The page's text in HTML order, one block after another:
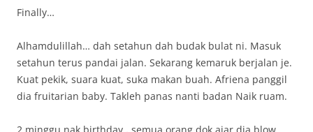
Finally…
Alhamdulillah… dah setahun dah budak bulat ni. Masuk
setahun terus pandai jalan. Sekarang kemaruk berjalan je.
Kuat pekik, suara kuat, suka makan buah. Afriena panggil
dia fruitarian baby. Takleh panas nanti badan Naik ruam.
2 minggu nak birthday , semua orang dok ajar dia blow